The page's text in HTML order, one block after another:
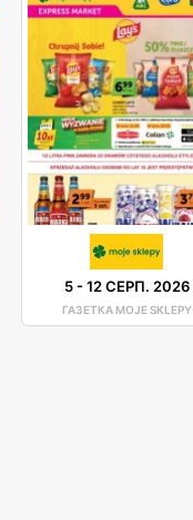
5-12 СЕРП. 2026
ГАЗЕТКА MOJE SKLEPY